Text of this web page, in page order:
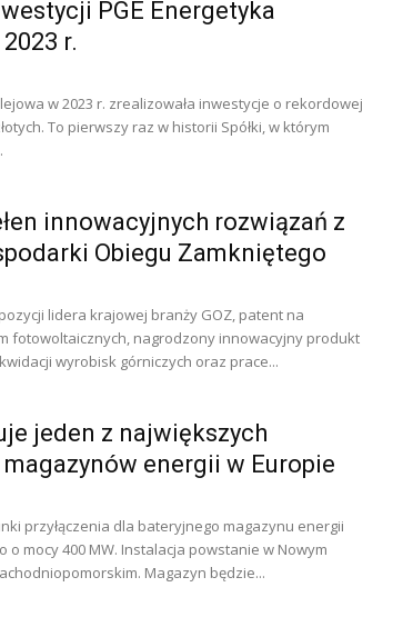
PGE Energetyka
r.
w 2023 r. zrealizowała inwestycje o rekordowej
To pierwszy raz w historii Spółki, w którym
innowacyjnych rozwiązań z
Obiegu Zamkniętego
lidera krajowej branży GOZ, patent na
fotowoltaicznych, nagrodzony innowacyjny produkt
wyrobisk górniczych oraz prace...
jeden z największych
energii w Europie
przyłączenia dla bateryjnego magazynu energii
o mocy 400 MW. Instalacja powstanie w Nowym
Magazyn będzie...